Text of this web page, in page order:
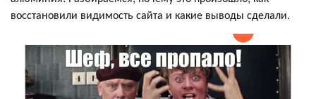
восстановили видимость сайта и какие выводы сделали.